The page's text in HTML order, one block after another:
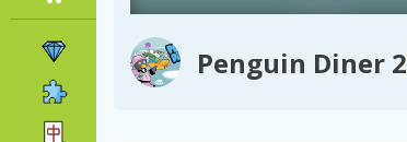
Penguin Diner 2